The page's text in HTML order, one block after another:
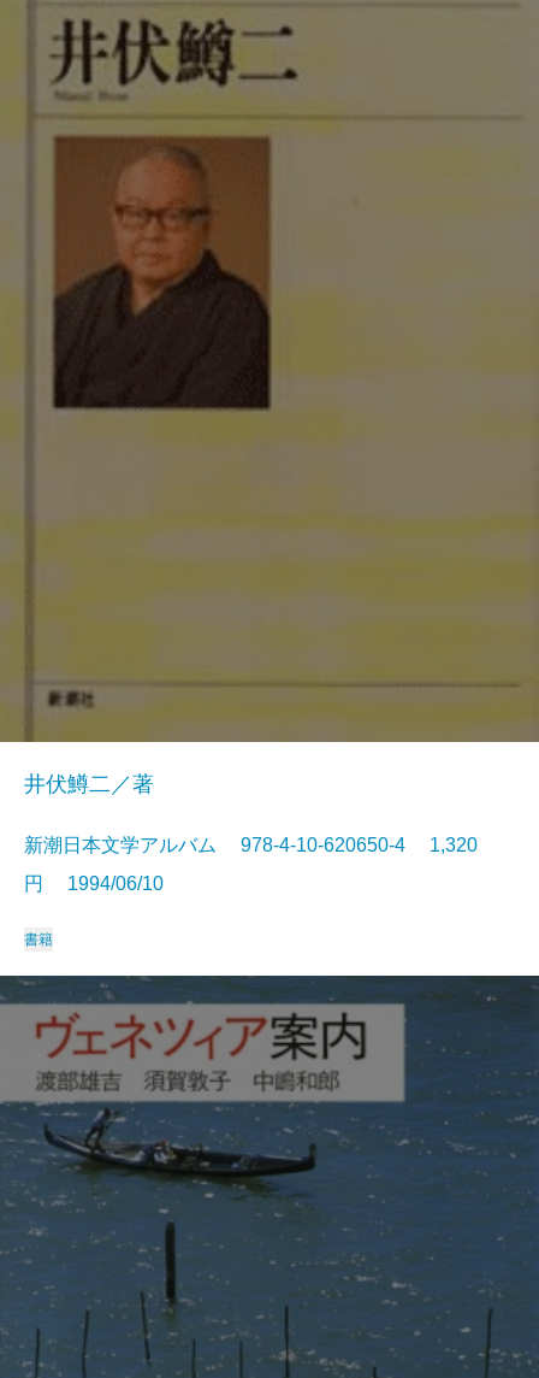
井伏鱒二／著
新潮日本文学アルバム 978-4-10-620650-4 1,320
円 1994/06/10
書籍